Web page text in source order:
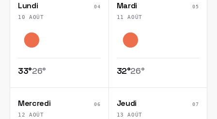
Lundi
10 AOÛT
04
33°26°
Mardi
11 AOÛT
05
32°26°
Mercredi
12 AOÛT
06 Jeudi
13 AOÛT
07